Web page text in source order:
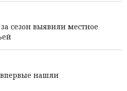
сезон выявили местное
нашли